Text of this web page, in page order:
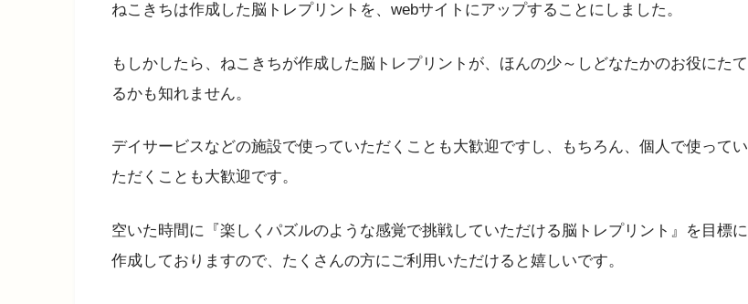
ねこきちは作成した脳トレプリントを、webサイトにアップすることにしました。
もしかしたら、ねこきちが作成した脳トレプリントが、ほんの少～しどなたかのお役にたて
るかも知れません。
デイサービスなどの施設で使っていただくことも大歓迎ですし、もちろん、個人で使ってい
ただくことも大歓迎です。
空いた時間に『楽しくパズルのような感覚で挑戦していただける脳トレプリント』を目標に
作成しておりますので、たくさんの方にご利用いただけると嬉しいです。